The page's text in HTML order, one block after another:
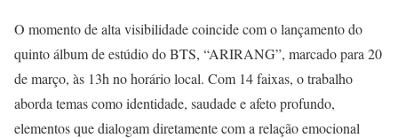
O momento de alta visibilidade coincide com o lançamento do
quinto álbum de estúdio do BTS, “ARIRANG”, marcado para 20
de março, às 13h no horário local. Com 14 faixas, o trabalho
aborda temas como identidade, saudade e afeto profundo,
elementos que dialogam diretamente com a relação emocional